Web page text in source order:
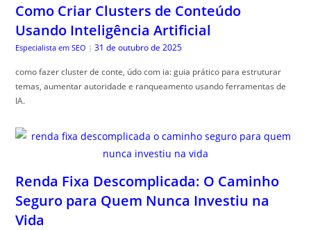
Como Criar Clusters de Conteúdo
Usando Inteligência Artificial
Especialista em SEO | 31 de outubro de 2025
como fazer cluster de conte, údo com ia: guia prático para estruturar
temas, aumentar autoridade e ranqueamento usando ferramentas de
IA.
Renda Fixa Descomplicada: O Caminho
Seguro para Quem Nunca Investiu na
Vida